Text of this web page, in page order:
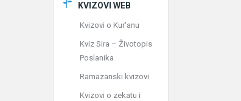
KVIZOVI WEB
Kvizovi o Kur'anu
Kviz Sira – Životopis
Poslanika
Ramazanski kvizovi
Kvizovi o zekatu i